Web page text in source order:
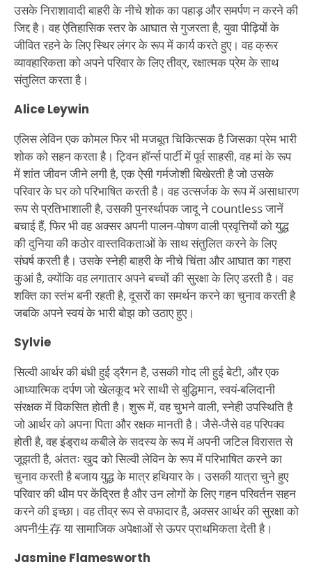
उसके निराशावादी बाहरी के नीचे शोक का पहाड़ और समर्पण न करने की
जिद्द है। वह ऐतिहासिक स्तर के आघात से गुजरता है, युवा पीढ़ियों के
जीवित रहने के लिए स्थिर लंगर के रूप में कार्य करते हुए। वह क्रूर
व्यावहारिकता को अपने परिवार के लिए तीव्र, रक्षात्मक प्रेम के साथ
संतुलित करता है।
Alice Leywin
एलिस लेविन एक कोमल फिर भी मजबूत चिकित्सक है जिसका प्रेम भारी
शोक को सहन करता है। ट्विन हॉर्न्स पार्टी में पूर्व साहसी, वह मां के रूप
में शांत जीवन जीने लगी है, एक ऐसी गर्मजोशी बिखेरती है जो उसके
परिवार के घर को परिभाषित करती है। वह उत्सर्जक के रूप में असाधारण
रूप से प्रतिभाशाली है, उसकी पुनर्स्थापक जादू ने countless जानें
बचाई हैं, फिर भी वह अक्सर अपनी पालन-पोषण वाली प्रवृत्तियों को युद्ध
की दुनिया की कठोर वास्तविकताओं के साथ संतुलित करने के लिए
संघर्ष करती है। उसके स्नेही बाहरी के नीचे चिंता और आघात का गहरा
कुआं है, क्योंकि वह लगातार अपने बच्चों की सुरक्षा के लिए डरती है। वह
शक्ति का स्तंभ बनी रहती है, दूसरों का समर्थन करने का चुनाव करती है
जबकि अपने स्वयं के भारी बोझ को उठाए हुए।
Sylvie
सिल्वी आर्थर की बंधी हुई ड्रैगन है, उसकी गोद ली हुई बेटी, और एक
आध्यात्मिक दर्पण जो खेलकूद भरे साथी से बुद्धिमान, स्वयं-बलिदानी
संरक्षक में विकसित होती है। शुरू में, वह चुभने वाली, स्नेही उपस्थिति है
जो आर्थर को अपना पिता और रक्षक मानती है। जैसे-जैसे वह परिपक्व
होती है, वह इंड्राथ कबीले के सदस्य के रूप में अपनी जटिल विरासत से
जूझती है, अंततः खुद को सिल्वी लेविन के रूप में परिभाषित करने का
चुनाव करती है बजाय युद्ध के मात्र हथियार के। उसकी यात्रा चुने हुए
परिवार की थीम पर केंद्रित है और उन लोगों के लिए गहन परिवर्तन सहन
करने की इच्छा। वह तीव्र रूप से वफादार है, अक्सर आर्थर की सुरक्षा को
अपनी生存 या सामाजिक अपेक्षाओं से ऊपर प्राथमिकता देती है।
Jasmine Flamesworth